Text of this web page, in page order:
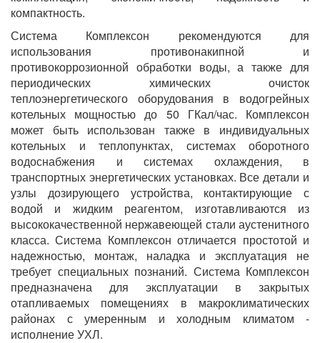
компактность.
Система Комплексон рекомендуются для
использования противонакипной и
противокоррозионной обработки воды, а также для
периодических химических очисток
теплоэнергетического оборудования в водогрейных
котельных мощностью до 50 ГКал/час. Комплексон
может быть использован также в индивидуальных
котельных и теплопунктах, системах оборотного
водоснабжения и системах охлаждения, в
транспортных энергетических установках. Все детали и
узлы дозирующего устройства, контактирующие с
водой и жидким реагентом, изготавливаются из
высококачественной нержавеющей стали аустенитного
класса. Система Комплексон отличается простотой и
надежностью, монтаж, наладка и эксплуатация не
требует специальных познаний. Система Комплексон
предназначена для эксплуатации в закрытых
отапливаемых помещениях в макроклиматических
районах с умеренным и холодным климатом -
исполнение УХЛ.